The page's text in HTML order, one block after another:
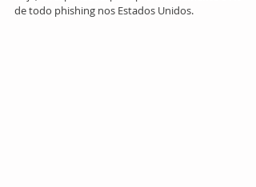
de todo phishing nos Estados Unidos.